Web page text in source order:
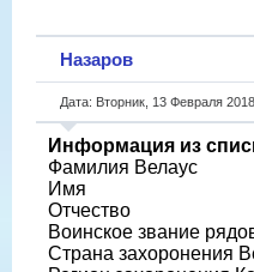
Назаров
Дата: Вторник, 13 Февраля
Информация из
Фамилия Велаус
Имя
Отчество
Воинское звание
Страна захоронения